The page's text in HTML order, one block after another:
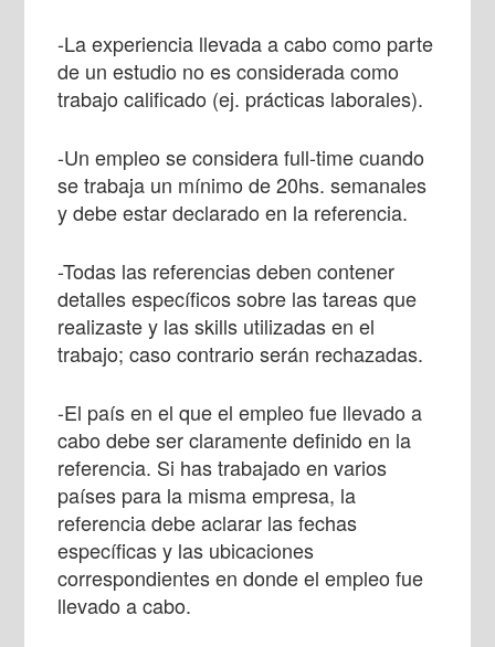
-La experiencia llevada a cabo como parte
de un estudio no es considerada como
trabajo calificado (ej. prácticas laborales).
-Un empleo se considera full-time cuando
se trabaja un mínimo de 20hs. semanales
ydebeestar declarado en la referencia.
-Todas las referencias deben contener
detalles específicos sobre las tareas que
realizaste y las skills utilizadas en el
trabajo; caso contrario serán rechazadas.
-El país en el que el empleo fue llevado a
cabo debe ser claramente definido en la
referencia. Si has trabajado en varios
países para la misma empresa, la
referencia debe aclarar las fechas
específicas y las ubicaciones
correspondientes en donde el empleo fue
llevado a cabo.